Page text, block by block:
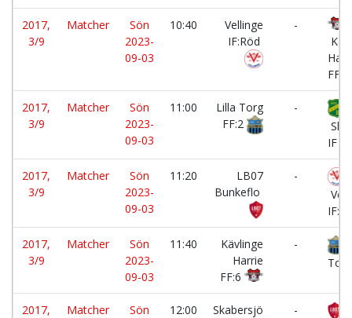
2017,
3/9
Matcher
Sön
2023-
09-03
10:40
Vellinge
IF:Röd
-
FF:6
2017,
3/9
Matcher
Sön
2023-
09-03
11:00
Lilla Torg
FF:2
-
IF
2017,
3/9
Matcher
Sön
2023-
09-03
11:20
LB07
Bunkeflo
-
2017,
3/9
Matcher
Sön
2023-
09-03
11:40
Kävlinge
Harrie
FF:6
-
2017,
Matcher
Sön
12:00
Skabersjö
-